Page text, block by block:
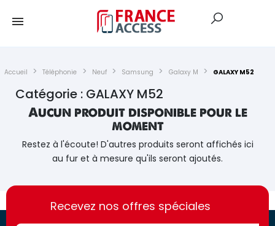
Accueil Téléphonie Neuf Samsung Galaxy M GALAXY M52
Catégorie : GALAXY M52
Aucun produit disponible pour le
moment
Restez à l'écoute! D'autres produits seront affichés ici
au fur et à mesure qu'ils seront ajoutés.
https://france-
access.fr
https://france-
access.fr
Recevez nos offres spéciales